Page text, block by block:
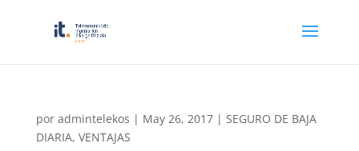
por admintelekos | May 26, 2017| SEGURO DE BAJA
DIARIA, VENTAJAS